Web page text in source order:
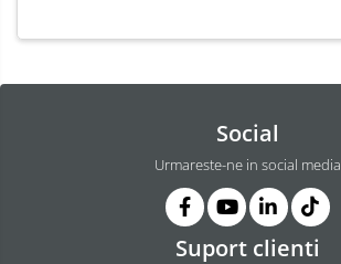
Social
Urmareste-ne in social media
Suport clienti